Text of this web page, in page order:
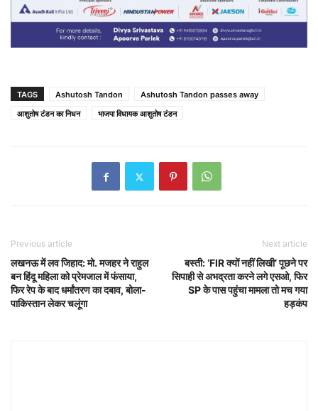
TAGS Ashutosh Tandon
Ashutosh Tandon passes away
आशुतोष टंडन का निधन
भाजपा विधायक आशुतोष टंडन
Previous article
लखनऊ में लव जिहाद: मो. मजहर ने राहुल
बन हिंदू महिला को प्रेमजाल में फंसाया,
फिर रेप के बाद धर्मांतरण का दबाव, बोला-
पाकिस्तान लेकर चलूंगा
Next article
बस्ती: ‘FIR क्यों नहीं लिखी’ पूछने पर
सिपाही से अभद्रता करने लगे एसओ, फिर
SP के पास पहुंचा मामला तो मच गया
हड़कंप